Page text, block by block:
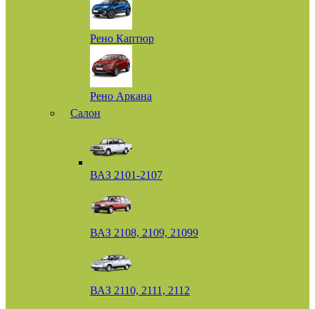
Рено Каптюр
Рено Аркана
Салон
ВАЗ 2101-2107
ВАЗ 2108, 2109, 21099
ВАЗ 2110, 2111, 2112